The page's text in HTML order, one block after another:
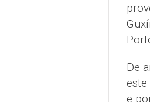
De
e